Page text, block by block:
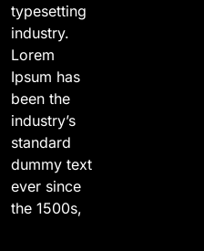
typesetting
industry.
Lorem
Ipsum has
been the
industry’s
standard
dummy text
ever since
the 1500s,